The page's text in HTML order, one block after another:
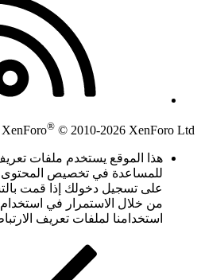
® © 2010-2026 XenForo Ltd.
هذا الموقع يستخدم ملفات
للمساعدة في تخصيص
على تسجيل دخولك إذا قمت
من خلال الاستمرار في
استخدامنا لملفات تعريف